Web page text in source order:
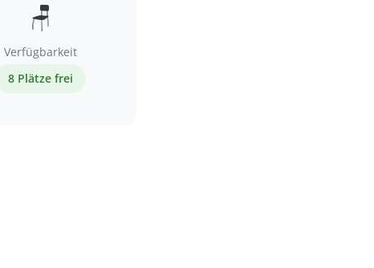
🪑
Verfügbarkeit
8 Plätze frei